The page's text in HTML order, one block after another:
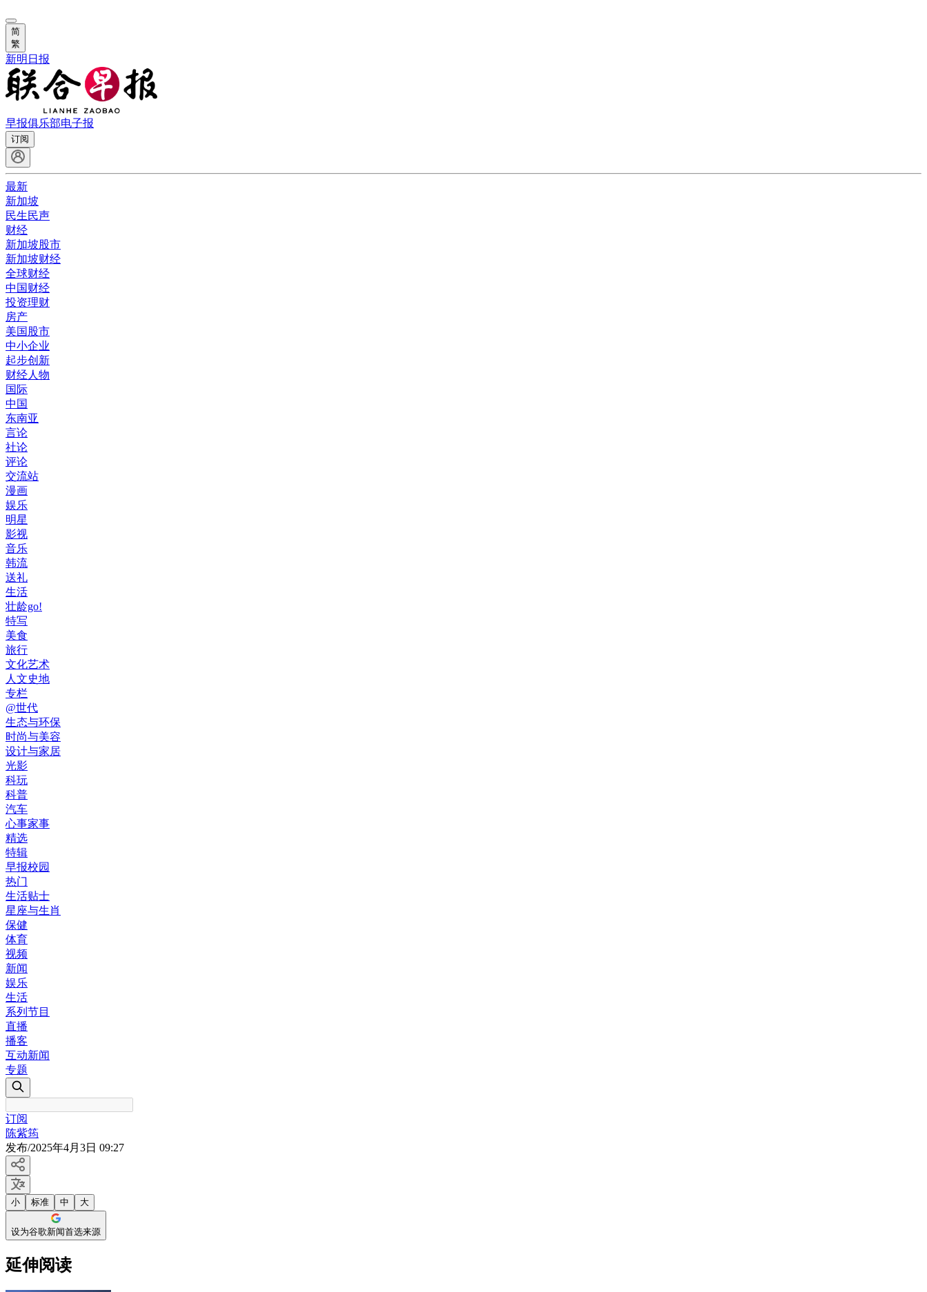
简
繁
新明日报
早报俱乐部电子报
订阅
最新
新加坡
民生民声
财经
新加坡股市
新加坡财经
全球财经
中国财经
投资理财
房产
美国股市
中小企业
起步创新
财经人物
国际
中国
东南亚
言论
社论
评论
交流站
漫画
娱乐
明星
影视
音乐
韩流
送礼
生活
壮龄go!
特写
美食
旅行
文化艺术
人文史地
专栏
@世代
生态与环保
时尚与美容
设计与家居
光影
科玩
科普
汽车
心事家事
精选
特辑
早报校园
热门
生活贴士
星座与生肖
保健
体育
视频
新闻
娱乐
生活
系列节目
直播
播客
互动新闻
专题
订阅
陈紫筠
发布/2025年4月3日 09:27
小 标准 中 大
设为谷歌新闻首选来源
延伸阅读